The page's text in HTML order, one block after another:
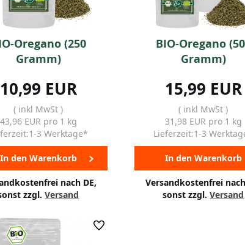
Oregano (250
Gramm)
10,99 EUR
( inkl MwSt )
43,96 EUR pro 1 kg
3 Werktage*
In den Warenkorb
nach DE,
zzgl.Versand
BIO-Oregano
Gramm)
15,99 EUR
( inkl MwSt )
31,98 EUR pro 1 kg
Lieferzeit:1-3
In den Warenkorb
Versandkostenfrei
sonst zzgl.Versand